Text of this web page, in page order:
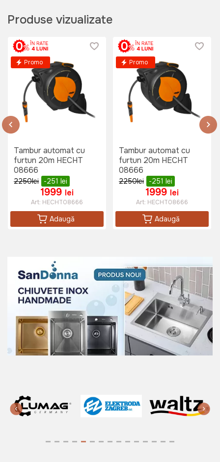
Produse vizualizate
Promo
Tambur automat cu
furtun 20m HECHT
08666
2250lei -251 lei
1999 lei
Art: HECHT08666
Adaugă
Promo
Tambur automat cu
furtun 20m HECHT
08666
2250lei -251 lei
1999 lei
Art: HECHT08666
Adaugă